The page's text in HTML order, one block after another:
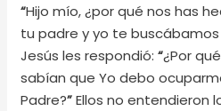
“Hijo mío, ¿por qué nos has
tu padre y yo te
Jesús les respondió:“¿Por
sabían que Yo debo
Padre?”Ellos no entendieron